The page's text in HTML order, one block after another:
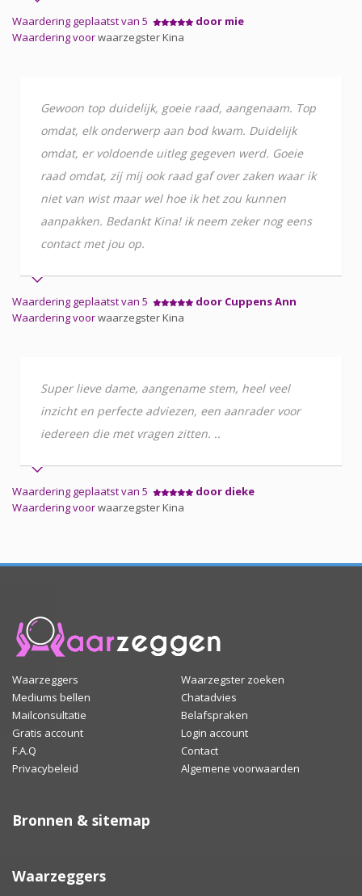
Waardering geplaatst van 5
door mie
Waardering voorwaarzegster Kina
Gewoon top duidelijk, goeie raad, aangenaam. Top
omdat, elk onderwerp aan bod kwam. Duidelijk
omdat, er voldoende uitleg gegeven werd. Goeie
raad omdat, zij mij ook raad gaf over zaken waar ik
niet van wist maar wel hoe ik het zou kunnen
aanpakken. Bedankt Kina! ik neem zeker nog eens
contact met jou op.
Waardering geplaatst van 5
door Cuppens Ann
Waardering voorwaarzegster Kina
Super lieve dame, aangename stem, heel veel
inzicht en perfecte adviezen, een aanrader voor
iedereen die met vragen zitten. ..
Waardering geplaatst van 5
door dieke
Waardering voorwaarzegster Kina
Waarzeggers
Waarzegster zoeken
Mediums bellen
Chatadvies
Mailconsultatie
Belafspraken
Gratis account
Login account
F.A.Q
Contact
Privacybeleid
Algemene voorwaarden
Bronnen & sitemap
Waarzeggers